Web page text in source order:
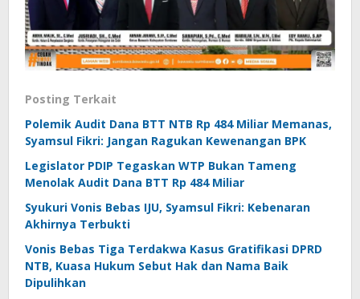
Posting Terkait
Polemik Audit Dana BTT NTB Rp 484 Miliar Memanas,
Syamsul Fikri: Jangan Ragukan Kewenangan BPK
Legislator PDIP Tegaskan WTP Bukan Tameng
Menolak Audit Dana BTT Rp 484 Miliar
Syukuri Vonis Bebas IJU, Syamsul Fikri: Kebenaran
Akhirnya Terbukti
Vonis Bebas Tiga Terdakwa Kasus Gratifikasi DPRD
NTB, Kuasa Hukum Sebut Hak dan Nama Baik
Dipulihkan